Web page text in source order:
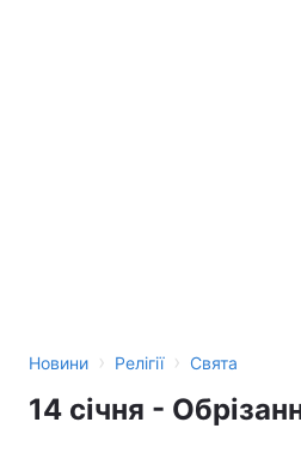
Новини › Релігії › Свята
14 січня -